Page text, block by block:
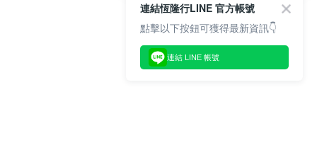
連結恆隆行LINE 官方帳號
點擊以下按鈕可獲得最新資訊👇
連結 LINE 帳號